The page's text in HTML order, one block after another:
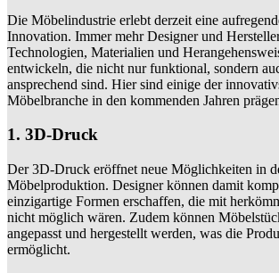
Die Möbelindustrie erlebt derzeit eine
Innovation. Immer mehr Designer und
Technologien, Materialien und
entwickeln, die nicht nur funktional, sondern
ansprechend sind. Hier sind einige der
Möbelbranche in den kommenden Jahren
1. 3D-Druck
Der 3D-Druck eröffnet neue Möglichkeiten in
Möbelproduktion. Designer können damit
einzigartige Formen erschaffen, die mit
nicht möglich wären. Zudem können
angepasst und hergestellt werden, was die
ermöglicht.